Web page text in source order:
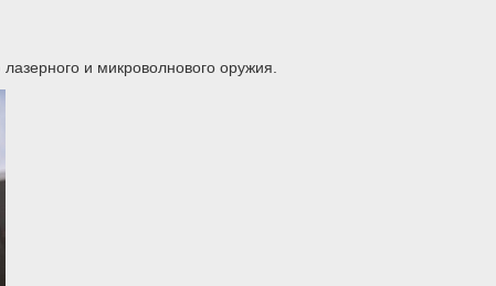
и микроволнового оружия.